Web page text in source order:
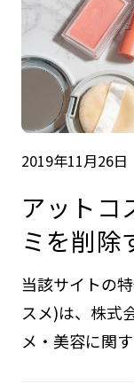
2019年11月26日
アットコ
ミを削除
当該サイトの
スメ)は、株式
メ・美容に関